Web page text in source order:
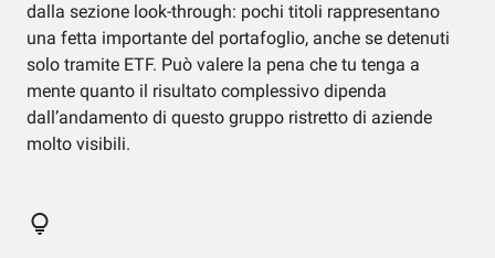
dalla sezione look-through: pochi titoli rappresentano
una fetta importante del portafoglio, anche se detenuti
solo tramite ETF. Può valere la pena che tu tenga a
mente quanto il risultato complessivo dipenda
dall’andamento di questo gruppo ristretto di aziende
molto visibili.